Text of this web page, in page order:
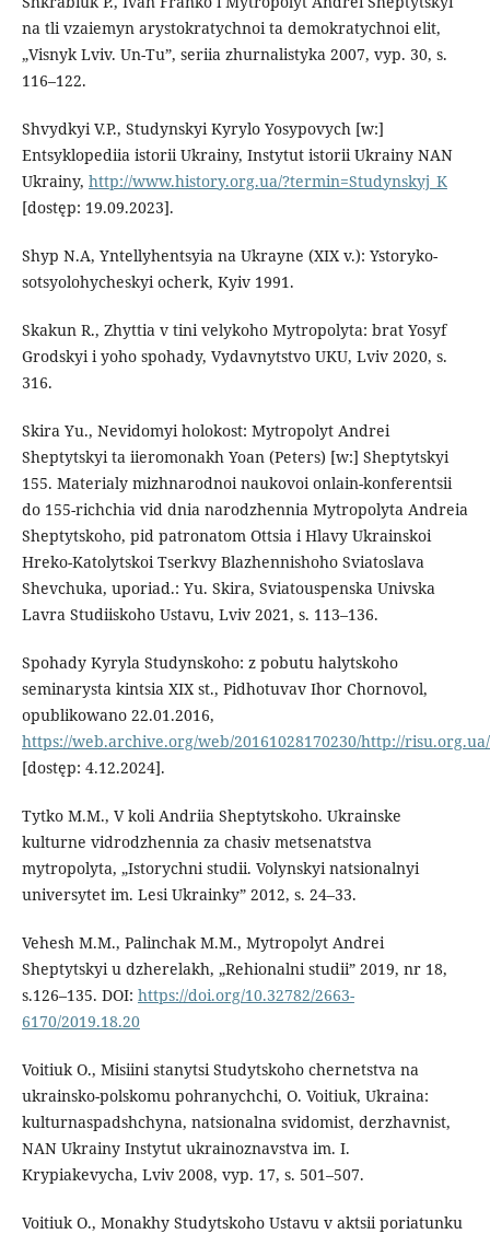
na tli vzaiemyn arystokratychnoi ta demokratychnoi elit,
„Visnyk Lviv. Un-Tu”, seriia zhurnalistyka 2007, vyp. 30, s.
116–122.
Shvydkyi V.P., Studynskyi Kyrylo Yosypovych [w:]
Entsyklopediia istorii Ukrainy, Instytut istorii Ukrainy NAN
Ukrainy, http://www.history.org.ua/?termin=Studynskyj_K
[dostęp: 19.09.2023].
Shyp N.A, Yntellyhentsyia na Ukrayne (XIX v.): Ystoryko-
sotsyolohycheskyi ocherk, Kyiv 1991.
Skakun R., Zhyttia v tini velykoho Mytropolyta: brat Yosyf
Grodskyi i yoho spohady, Vydavnytstvo UKU, Lviv 2020, s.
316.
Skira Yu., Nevidomyi holokost: Mytropolyt Andrei
Sheptytskyi ta iieromonakh Yoan (Peters) [w:] Sheptytskyi
155. Materialy mizhnarodnoi naukovoi onlain-konferentsii
do 155-richchia vid dnia narodzhennia Mytropolyta Andreia
Sheptytskoho, pid patronatom Ottsia i Hlavy Ukrainskoi
Hreko-Katolytskoi Tserkvy Blazhennishoho Sviatoslava
Shevchuka, uporiad.: Yu. Skira, Sviatouspenska Univska
Lavra Studiiskoho Ustavu, Lviv 2021, s. 113–136.
Spohady Kyryla Studynskoho: z pobutu halytskoho
seminarysta kintsia XIX st., Pidhotuvav Ihor Chornovol,
opublikowano 22.01.2016,
https://web.archive.org/web/20161028170230/http://
[dostęp: 4.12.2024].
Tytko M.M., V koli Andriia Sheptytskoho. Ukrainske
kulturne vidrodzhennia za chasiv metsenatstva
mytropolyta, „Istorychni studii. Volynskyi natsionalnyi
universytet im. Lesi Ukrainky” 2012, s. 24–33.
Vehesh M.M., Palinchak M.M., Mytropolyt Andrei
Sheptytskyi u dzherelakh, „Rehionalni studii” 2019, nr 18,
s.126–135. DOI: https://doi.org/10.32782/2663-
6170/2019.18.20
Voitiuk O., Misiini stanytsi Studytskoho chernetstva na
ukrainsko-polskomu pohranychchi, O. Voitiuk, Ukraina:
kulturnaspadshchyna, natsionalna svidomist, derzhavnist,
NAN Ukrainy Instytut ukrainoznavstva im. I.
Krypiakevycha, Lviv 2008, vyp. 17, s. 501–507.
Voitiuk O., Monakhy Studytskoho Ustavu v aktsii poriatunku